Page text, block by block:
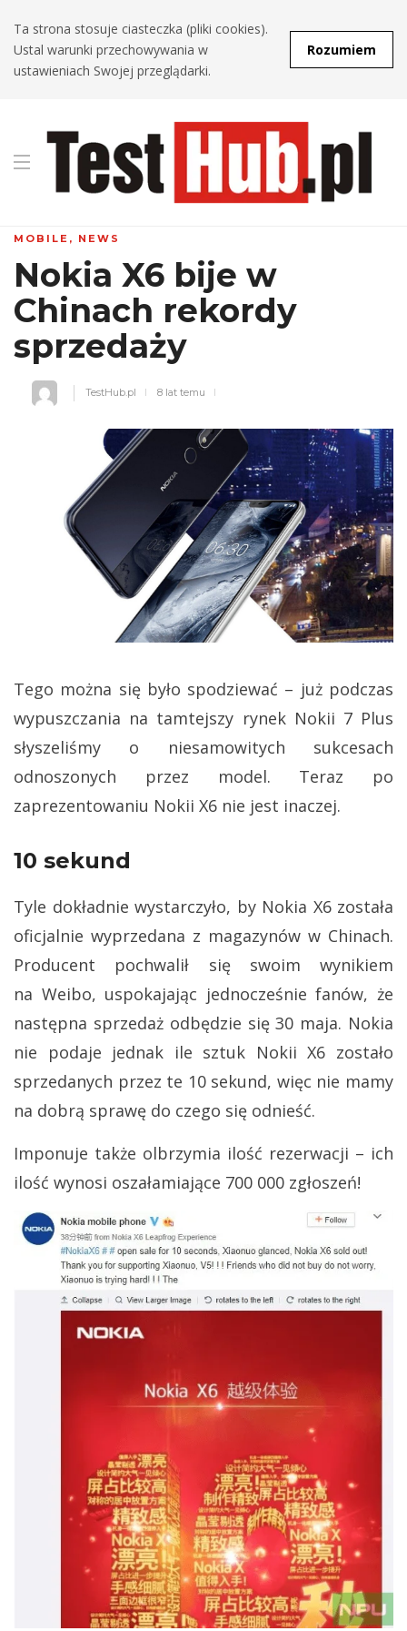
Ta strona stosuje ciasteczka (pliki cookies).
Ustal warunki przechowywania w
ustawieniach Swojej przeglądarki.
Rozumiem
MOBILE , NEWS
Nokia X6 bije w
Chinach rekordy
sprzedaży
TestHub.pl 8 lat temu
Tego można się było spodziewać – już podczas
wypuszczania na tamtejszy rynek Nokii 7 Plus
słyszeliśmy o niesamowitych sukcesach
odnoszonych przez model. Teraz po
zaprezentowaniu Nokii X6 nie jest inaczej.
10 sekund
Tyle dokładnie wystarczyło, by Nokia X6 została
oficjalnie wyprzedana z magazynów w Chinach.
Producent pochwalił się swoim wynikiem
na Weibo, uspokajając jednocześnie fanów, że
następna sprzedaż odbędzie się 30 maja. Nokia
nie podaje jednak ile sztuk Nokii X6 zostało
sprzedanych przez te 10 sekund, więc nie mamy
na dobrą sprawę do czego się odnieść.
Imponuje także olbrzymia ilość rezerwacji – ich
ilość wynosi oszałamiające 700 000 zgłoszeń!